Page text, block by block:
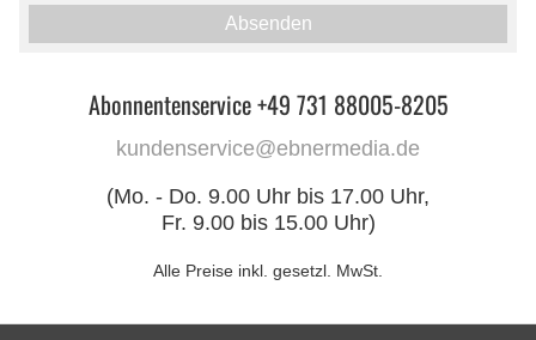
Absenden
Abonnentenservice +49 731 88005-8205
kundenservice@ebnermedia.de
(Mo. - Do. 9.00 Uhr bis 17.00 Uhr,
Fr. 9.00 bis 15.00 Uhr)
Alle Preise inkl. gesetzl. MwSt.